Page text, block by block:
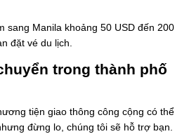
sang Manila khoảng 50 USD đến 200
đặt vé du lịch.
trong thành phố
tiện giao thông công cộng có thể
đừng lo, chúng tôi sẽ hỗ trợ bạn.